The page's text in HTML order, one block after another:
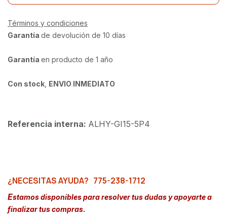
Términos y condiciones
Garantía de devolución de 10 días
Garantía en producto de 1 año
Con stock ENVIO INMEDIATO
Referencia interna: ALHY-GI15-5P4
¿NECESITAS AYUDA? 775-238-1712
Estamos disponibles para resolver tus dudas y apoyarte a
finalizar tus compras.